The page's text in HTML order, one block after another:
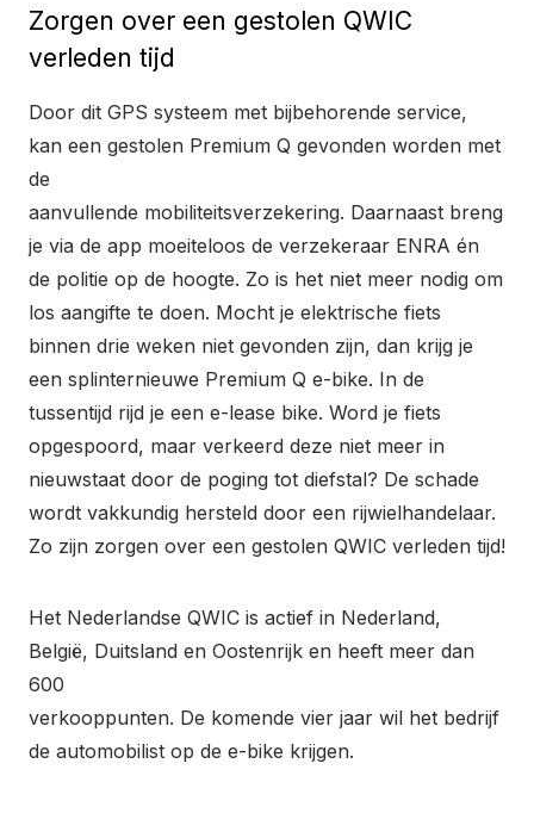
Zorgen over een gestolen QWIC
verleden tijd
Door dit GPS systeem met bijbehorende service,
kan een gestolen Premium Q gevonden worden met
de
aanvullende mobiliteitsverzekering. Daarnaast breng
je via de app moeiteloos de verzekeraar ENRA én
de politie op de hoogte. Zo is het niet meer nodig om
los aangifte te doen. Mocht je elektrische fiets
binnen drie weken niet gevonden zijn, dan krijg je
een splinternieuwe Premium Q e-bike. In de
tussentijd rijd je een e-lease bike. Word je fiets
opgespoord, maar verkeerd deze niet meer in
nieuwstaat door de poging tot diefstal? De schade
wordt vakkundig hersteld door een rijwielhandelaar.
Zo zijn zorgen over een gestolen QWIC verleden tijd!
Het Nederlandse QWIC is actief in Nederland,
België, Duitsland en Oostenrijk en heeft meer dan
600
verkooppunten. De komende vier jaar wil het bedrijf
de automobilist op de e-bike krijgen.